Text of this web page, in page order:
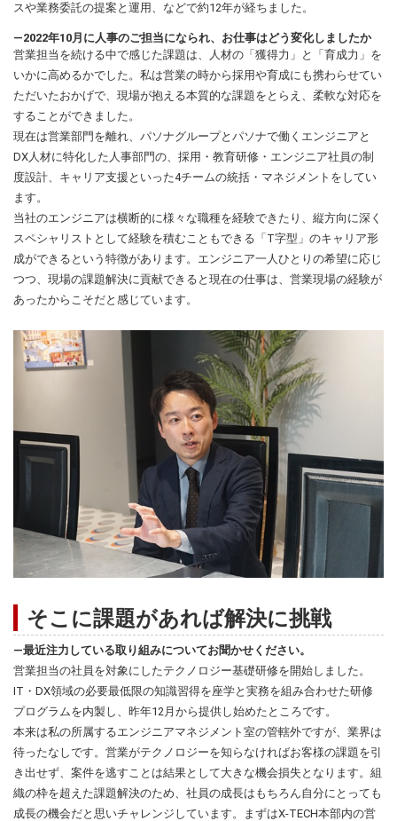
スや業務委託の提案と運用、などで約12年が経ちました。
―2022年10月に人事のご担当になられ、お仕事はどう変化しましたか
営業担当を続ける中で感じた課題は、人材の「獲得力」と「育成力」を
いかに高めるかでした。私は営業の時から採用や育成にも携わらせてい
ただいたおかげで、現場が抱える本質的な課題をとらえ、柔軟な対応を
することができました。
現在は営業部門を離れ、パソナグループとパソナで働くエンジニアと
DX人材に特化した人事部門の、採用・教育研修・エンジニア社員の制
度設計、キャリア支援といった4チームの統括・マネジメントをしてい
ます。
当社のエンジニアは横断的に様々な職種を経験できたり、縦方向に深く
スペシャリストとして経験を積むこともできる「T字型」のキャリア形
成ができるという特徴があります。エンジニア一人ひとりの希望に応じ
つつ、現場の課題解決に貢献できると現在の仕事は、営業現場の経験が
あったからこそだと感じています。
そこに課題があれば解決に挑戦
―最近注力している取り組みについてお聞かせください。
営業担当の社員を対象にしたテクノロジー基礎研修を開始しました。
IT・DX領域の必要最低限の知識習得を座学と実務を組み合わせた研修
プログラムを内製し、昨年12月から提供し始めたところです。
本来は私の所属するエンジニアマネジメント室の管轄外ですが、業界は
待ったなしです。営業がテクノロジーを知らなければお客様の課題を引
き出せず、案件を逃すことは結果として大きな機会損失となります。組
織の枠を超えた課題解決のため、社員の成長はもちろん自分にとっても
成長の機会だと思いチャレンジしています。まずはX-TECH本部内の営